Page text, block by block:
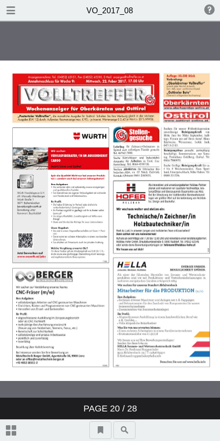
VO_2017_08
PAGE 20/ 28
TABLE OF CONTENTS
Musik voller Taktgefühl
Meine Geschichte
Volltreffer
Glückwünsche
Was ist los in Oberkärnten?